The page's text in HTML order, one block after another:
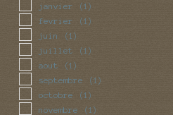
janvier (1)
fevrier (1)
juin (1)
juillet (1)
aout (1)
septembre (1)
octobre (1)
novembre (1)